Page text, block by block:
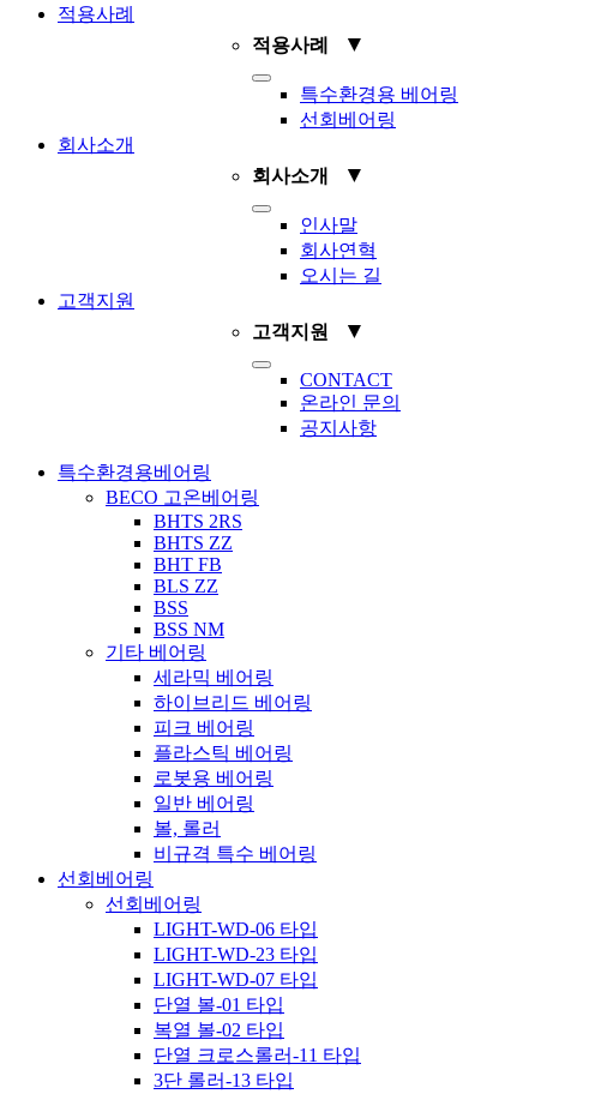
적용사례
적용사례
▼
Toggle
Navigation특수환경용 베어링
선회베어링
회사소개
회사소개
▼
Toggle
Navigation
인사말
회사연혁
오시는 길
고객지원
고객지원
▼
Toggle
Navigation
CONTACT
온라인 문의
공지사항
특수환경용베어링
BECO 고온베어링
BHTS 2RS
BHTS ZZ
BHT FB
BLS ZZ
BSS
BSS NM
기타 베어링
세라믹 베어링
하이브리드 베어링
피크 베어링
플라스틱 베어링
로봇용 베어링
일반 베어링
볼, 롤러
비규격 특수 베어링
선회베어링
선회베어링
LIGHT-WD-06 타입
LIGHT-WD-23 타입
LIGHT-WD-07 타입
단열 볼-01 타입
복열 볼-02 타입
단열 크로스롤러-11 타입
3단 롤러-13 타입